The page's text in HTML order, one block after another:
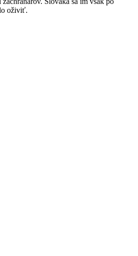
oživiť.